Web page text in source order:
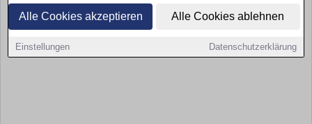
Alle Cookies akzeptieren Alle Cookies ablehnen
Einstellungen Datenschutzerklärung